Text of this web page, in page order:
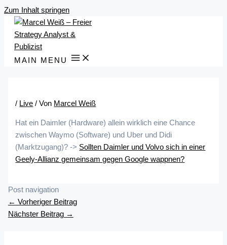
Zum Inhalt springen
MAIN MENU
/ Live / Von Marcel Weiß
Hat ein Daimler (Hardware) allein wirklich eine Chance
zwischen Waymo (Software) und Uber und Didi
(Marktzugang)? -> Sollten Daimler und Volvo sich in einer
Geely-Allianz gemeinsam gegen Google wappnen?
Post navigation
← Vorheriger Beitrag
Nächster Beitrag →